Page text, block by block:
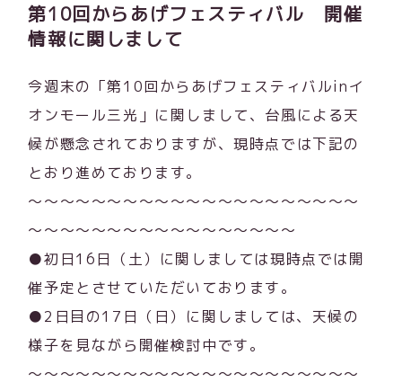
第10回からあげフェスティバル 開催
情報に関しまして
今週末の「第10回からあげフェスティバルinイ
オンモール三光」に関しまして、台風による天
候が懸念されておりますが、現時点では下記の
とおり進めております。
～～～～～～～～～～～～～～～～～～～～～
～～～～～～～～～～～～～～～～～
●初日16日（土）に関しましては現時点では開
催予定とさせていただいております。
●2日目の17日（日）に関しましては、天候の
様子を見ながら開催検討中です。
～～～～～～～～～～～～～～～～～～～～～